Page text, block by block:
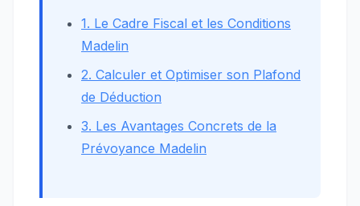
1. Le Cadre Fiscal et les Conditions
Madelin
2. Calculer et Optimiser son Plafond
de Déduction
3. Les Avantages Concrets de la
Prévoyance Madelin